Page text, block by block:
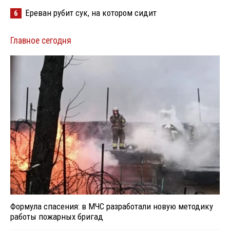
6 Ереван рубит сук, на котором сидит
Главное сегодня
Формула спасения: в МЧС разработали новую методику
работы пожарных бригад